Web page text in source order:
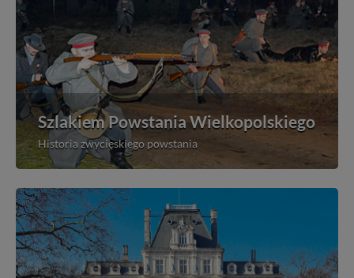
Szlakiem Powstania Wielkopolskiego
Historia zwycięskiego powstania